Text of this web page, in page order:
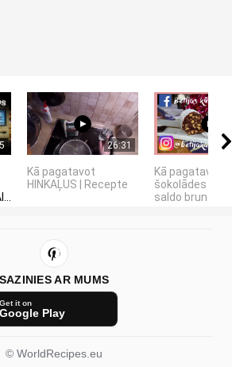
26:31
Kā pagatavot
HINKAĻUS | Recepte
Kā pagatavot
šokolādes
saldo bruneti
SAZINIES AR MUMS
Get it on
Google Play
© WorldRecipes.eu